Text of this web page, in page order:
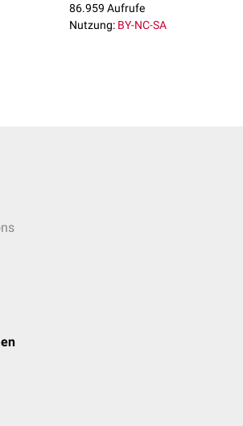
Rami communicantes albi aus den Segmenten
unterhalb von Th1 bis L2 findet man deshalb
86.959 Aufrufe
Nutzung: BY-NC-SA